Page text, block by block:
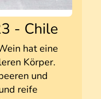
- Chile
hat eine
Körper.
und
reife